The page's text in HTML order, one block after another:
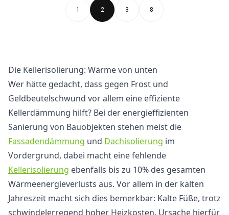
1 2 3 8
Die Kellerisolierung: Wärme von unten
Wer hätte gedacht, dass gegen Frost und
Geldbeutelschwund vor allem eine effiziente
Kellerdämmung hilft? Bei der energieffizienten
Sanierung von Bauobjekten stehen meist die
Fassadendämmung und Dachisolierung im
Vordergrund, dabei macht eine fehlende
Kellerisolierung ebenfalls bis zu 10% des gesamten
Wärmeenergieverlusts aus. Vor allem in der kalten
Jahreszeit macht sich dies bemerkbar: Kalte Füße, trotz
schwindelerregend hoher Heizkosten. Ursache hierfür